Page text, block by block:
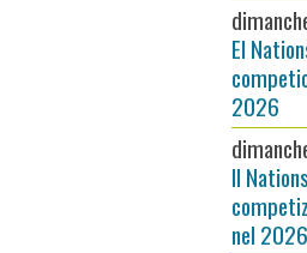
El
2026
Il
nel 2026